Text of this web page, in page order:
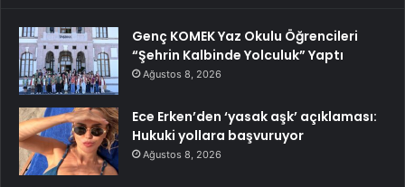
Genç KOMEK Yaz Okulu Öğrencileri
“Şehrin Kalbinde Yolculuk” Yaptı
Ağustos 8, 2026
Ece Erken’den ‘yasak aşk’ açıklaması:
Hukuki yollara başvuruyor
Ağustos 8, 2026